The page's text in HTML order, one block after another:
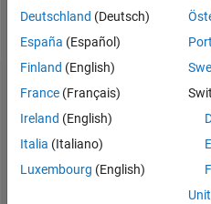
Follow
Dashboard
Statistik
MATLAB Answers
Deutschland (Deutsch)
España (Español)
Finland (English)
France (Français)
Ireland (English)
Italia (Italiano)
Luxembourg (English)